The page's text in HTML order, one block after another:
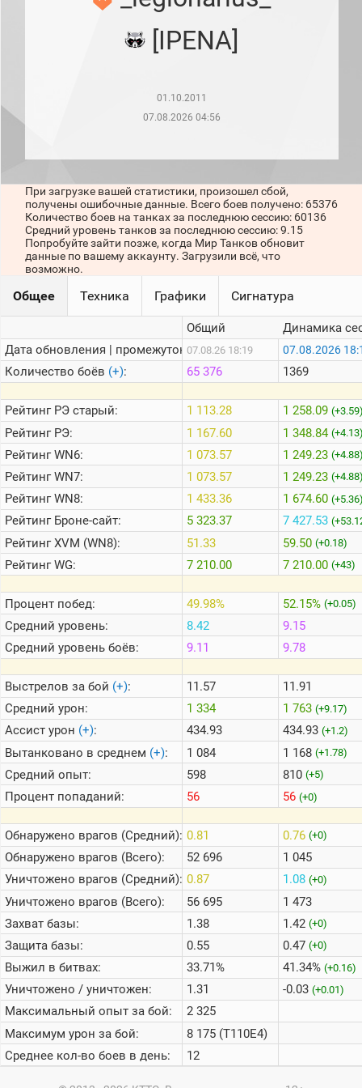
игроков
Кланы
Статистика
стримеров
Информация
Онлайн
Цветовая
шкала
Теlegram
ВК
Портал
Мира
Танков
[IPENA]
01.10.2011
07.08.2026 04:56
При загрузке вашей статистики, произошел сбой,
получены ошибочные данные. Всего боев получено: 65376
Количество боев на танках за последнюю сессию: 60136
Средний уровень танков за последнюю сессию: 9.15
Попробуйте зайти позже, когда Мир Танков обновит
данные по вашему аккаунту. Загрузили всё, что
возможно.
Общее Техника Графики Сигнатура
Дата обновления | промежуток:
Количество боёв (+):
РейтингРЭ старый:
РейтингРЭ:
РейтингWN6:
РейтингWN7:
РейтингWN8:
РейтингБроне-сайт:
РейтингXVM (WN8):
РейтингWG:
Процент побед:
Средний уровень:
Средний уровень боёв:
Выстрелов за бой (+):
Средний урон:
Ассист урон (+):
Вытанковано в среднем (+):
Средний опыт:
Процент попаданий:
Обнаружено врагов (Средний):
Обнаружено врагов (Всего):
Уничтожено врагов (Средний):
Уничтожено врагов (Всего):
Захват базы:
Защита базы:
Выжил в битвах:
Уничтожено / уничтожен:
Максимальный опыт за бой:
Максимум урон за бой:
Среднее кол-во боев в день:
Общий
07.08.26 18:19
65 376
1 113.28
1 167.60
1 073.57
1 073.57
1 433.36
5 323.37
51.33
7 210.00
49.98%
8.42
9.11
11.57
1 334
434.93
1 084
598
56
0.81
52 696
0.87
56 695
1.38
0.55
33.71%
1.31
2 325
8 175 (T110E4)
12
Динамика
07.08.2026
1369
1 258.09
1 348.84
1 249.23
1 249.23
1 674.60
7 427.53
59.50 (+0.18)
7 210.00 (+43)
52.15% (+0.05)
9.15
9.78
11.91
1 763 (+9.17)
434.93 (+1.2)
1 168 (+1.78)
810 (+5)
56 (+0)
0.76 (+0)
1 045
1.08 (+0)
1 473
1.42 (+0)
0.47 (+0)
41.34% (+0.16)
-0.03 (+0.01)